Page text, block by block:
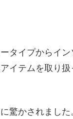
タイプからイ
イテムを取り
驚かされまし